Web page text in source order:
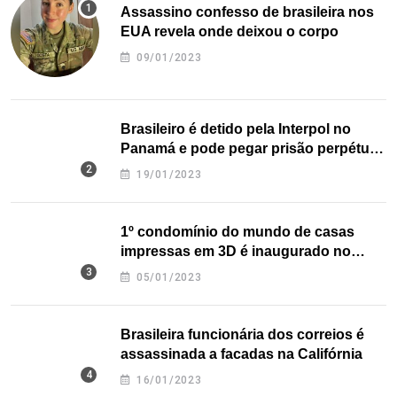
Assassino confesso de brasileira nos
EUA revela onde deixou o corpo
09/01/2023
Brasileiro é detido pela Interpol no
Panamá e pode pegar prisão perpétua
nos EUA
19/01/2023
1º condomínio do mundo de casas
impressas em 3D é inaugurado no
Texas
05/01/2023
Brasileira funcionária dos correios é
assassinada a facadas na Califórnia
16/01/2023